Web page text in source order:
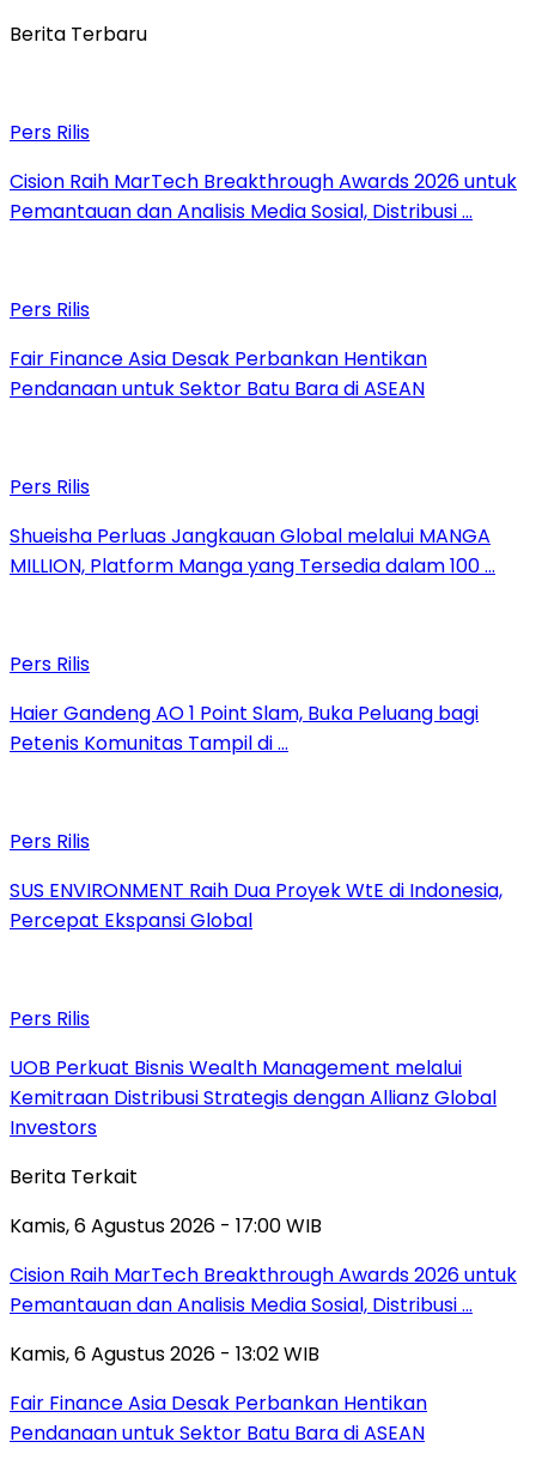
Berita Terbaru
Pers Rilis
Cision Raih MarTech Breakthrough Awards 2026 untuk
Pemantauan dan Analisis Media Sosial, Distribusi …
Pers Rilis
Fair Finance Asia Desak Perbankan Hentikan
Pendanaan untuk Sektor Batu Bara di ASEAN
Pers Rilis
Shueisha Perluas Jangkauan Global melalui MANGA
MILLION, Platform Manga yang Tersedia dalam 100 …
Pers Rilis
Haier Gandeng AO 1 Point Slam, Buka Peluang bagi
Petenis Komunitas Tampil di …
Pers Rilis
SUS ENVIRONMENT Raih Dua Proyek WtE di Indonesia,
Percepat Ekspansi Global
Pers Rilis
UOB Perkuat Bisnis Wealth Management melalui
Kemitraan Distribusi Strategis dengan Allianz Global
Investors
Berita Terkait
Kamis, 6 Agustus 2026 - 17:00 WIB
Cision Raih MarTech Breakthrough Awards 2026 untuk
Pemantauan dan Analisis Media Sosial, Distribusi …
Kamis, 6 Agustus 2026 - 13:02 WIB
Fair Finance Asia Desak Perbankan Hentikan
Pendanaan untuk Sektor Batu Bara di ASEAN